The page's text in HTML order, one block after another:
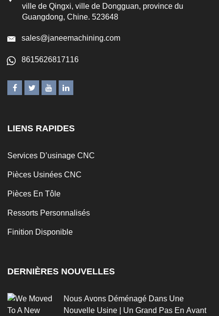
ville de Qingxi, ville de Dongguan, province du
Guangdong, Chine. 523648
sales@janeemachining.com
8615626817116
LIENS RAPIDES
Services D’usinage CNC
Pièces Usinées CNC
Pièces En Tôle
Ressorts Personnalisés
Finition Disponible
DERNIÈRES NOUVELLES
Nous Avons Déménagé Dans Une
Nouvelle Usine | Un Grand Pas En Avant